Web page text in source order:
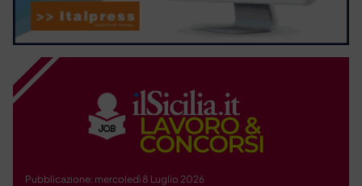
Pubblicazione: mercoledì 8 Luglio 2026